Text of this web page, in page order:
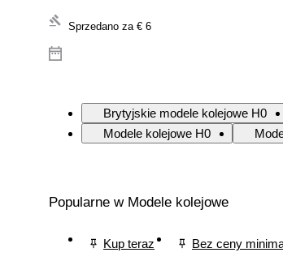
Sprzedano za € 6
Brytyjskie modele kolejowe H0
Modele kolejowe H0
Popularne w Modele kolejowe
Kup teraz Bez ceny